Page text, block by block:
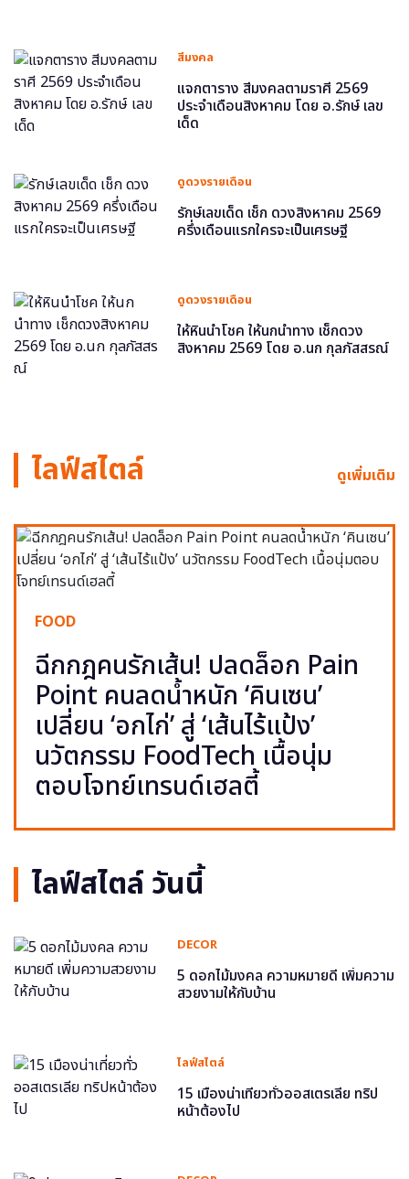
สีมงคล
แจกตาราง สีมงคลตามราศี 2569
ประจำเดือนสิงหาคม โดย อ.รักษ์ เลข
เด็ด
ดูดวงรายเดือน
รักษ์เลขเด็ด เช็ก ดวงสิงหาคม 2569
ครึ่งเดือนแรกใครจะเป็นเศรษฐี
ดูดวงรายเดือน
ให้หินนำโชค ให้นกนำทาง เช็กดวง
สิงหาคม 2569 โดย อ.นก กุลภัสสรณ์
ไลฟ์สไตล์ ดูเพิ่มเติม
FOOD
ฉีกกฎคนรักเส้น! ปลดล็อก Pain
Point คนลดน้ำหนัก ‘คินเซน’
เปลี่ยน ‘อกไก่’ สู่ ‘เส้นไร้แป้ง’
นวัตกรรม FoodTech เนื้อนุ่ม
ตอบโจทย์เทรนด์เฮลตี้
ไลฟ์สไตล์ วันนี้
DECOR
5 ดอกไม้มงคล ความหมายดี เพิ่มความ
สวยงามให้กับบ้าน
ไลฟ์สไตล์
15 เมืองน่าเที่ยวทั่วออสเตรเลีย ทริป
หน้าต้องไป